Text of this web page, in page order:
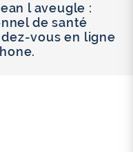
l aveugle :
de santé
vous en ligne